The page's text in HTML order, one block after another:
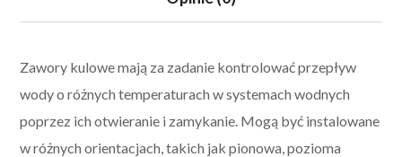
Zawory kulowe mają za zadanie kontrolować przepływ
wody o różnych temperaturach w systemach wodnych
poprzez ich otwieranie i zamykanie. Mogą być instalowane
w różnych orientacjach, takich jak pionowa, pozioma